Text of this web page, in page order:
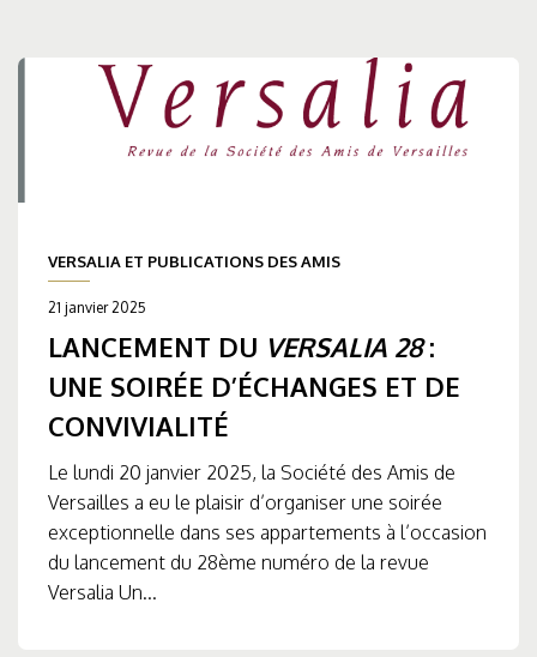
VERSALIA ET PUBLICATIONS DES AMIS
21 janvier 2025
LANCEMENT DU VERSALIA 28:
UNE SOIRÉE D’ÉCHANGES ET DE
CONVIVIALITÉ
Le lundi 20 janvier 2025, la Société des Amis de
Versailles a eu le plaisir d’organiser une soirée
exceptionnelle dans ses appartements à l’occasion
du lancement du 28ème numéro de la revue
Versalia Un...